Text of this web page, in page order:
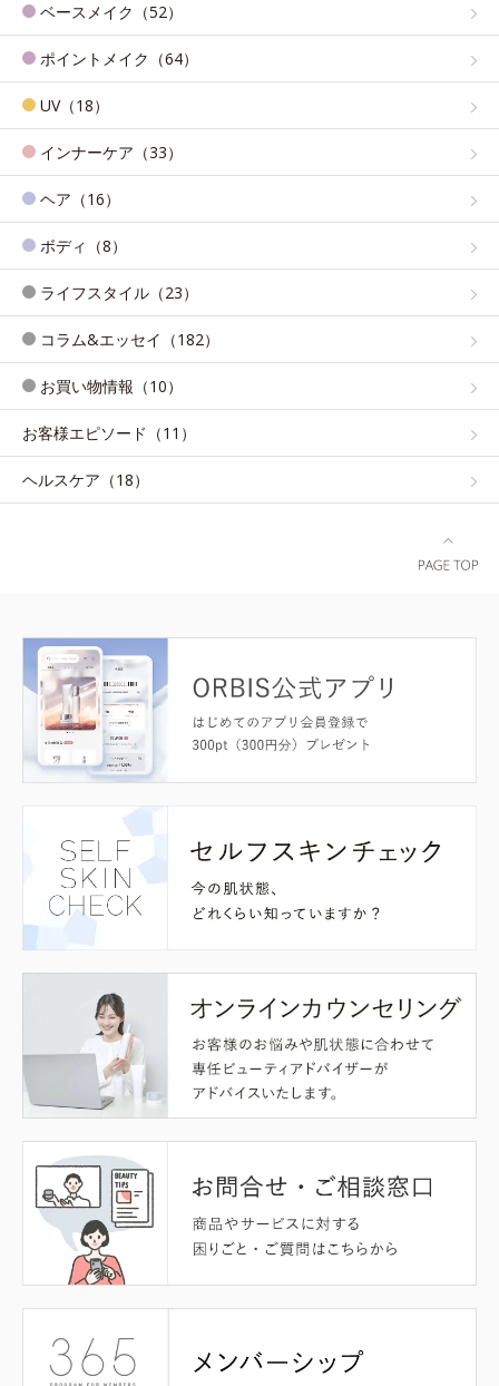
ベースメイク（52）
ポイントメイク（64）
UV（18）
インナーケア（33）
ヘア（16）
ボディ（8）
ライフスタイル（23）
コラム&エッセイ（182）
お買い物情報（10）
お客様エピソード（11）
ヘルスケア（18）